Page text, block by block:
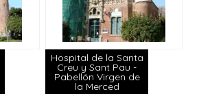
Hospital de la Santa
Creu y Sant Pau -
Pabellón Virgen de
la Merced